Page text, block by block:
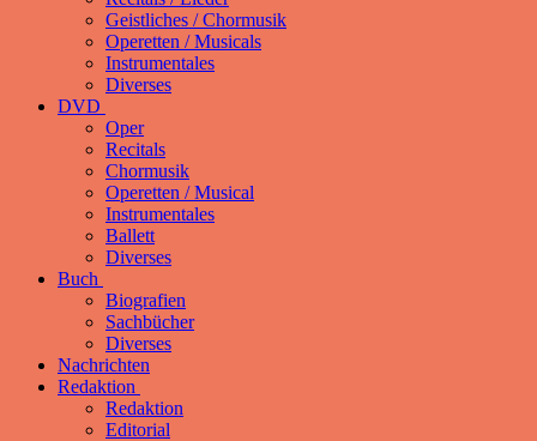
Geistliches / Chormusik
Operetten / Musicals
Instrumentales
Diverses
DVD
Oper
Recitals
Chormusik
Operetten / Musical
Instrumentales
Ballett
Diverses
Buch
Biografien
Sachbücher
Diverses
Nachrichten
Redaktion
Redaktion
Editorial